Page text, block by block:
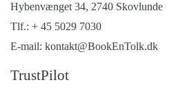
Hybenvænget 34, 2740 Skovlunde
Tlf.: + 45 5029 7030
E-mail: kontakt@BookEnTolk.dk
TrustPilot